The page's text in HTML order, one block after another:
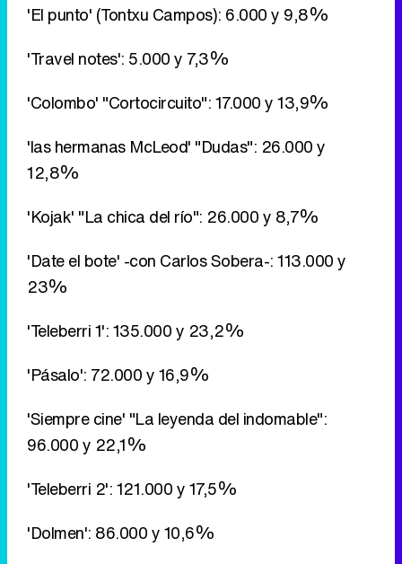
'El punto' (Tontxu Campos): 6.000 y 9,8%
'Travel notes': 5.000 y 7,3%
'Colombo' "Cortocircuito": 17.000 y 13,9%
'las hermanas McLeod' "Dudas": 26.000 y
12,8%
'Kojak' "La chica del río": 26.000 y 8,7%
'Date el bote' -con Carlos Sobera-: 113.000 y
23%
'Teleberri 1': 135.000 y 23,2%
'Pásalo': 72.000 y 16,9%
'Siempre cine' "La leyenda del indomable":
96.000 y 22,1%
'Teleberri 2': 121.000 y 17,5%
'Dolmen': 86.000 y 10,6%